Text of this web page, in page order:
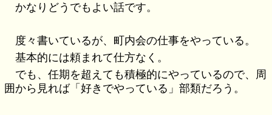
かなりどうでもよい話です。
度々書いているが、町内会の仕事をやっている。
基本的には頼まれて仕方なく。
でも、任期を超えても積極的にやっているので、周
囲から見れば「好きでやっている」部類だろう。